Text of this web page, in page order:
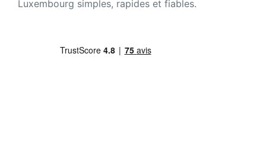
Luxembourg simples, rapides et fiables.